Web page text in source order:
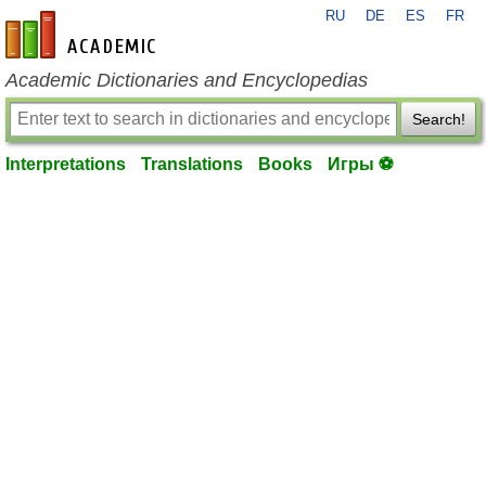
en-academic.com
RU DE ES FR
Academic Dictionaries and Encyclopedias
Search!
Interpretations Translations Books Игры ⚽